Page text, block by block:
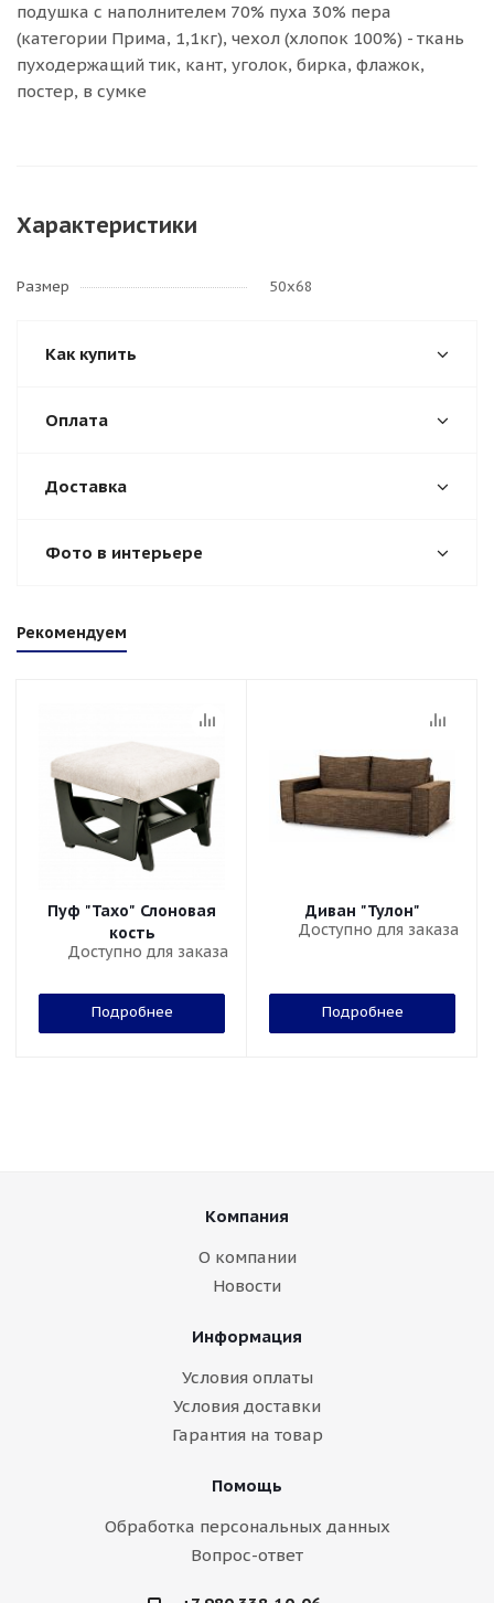
подушка с наполнителем 70% пуха 30% пера
(категории Прима, 1,1кг), чехол (хлопок 100%) - ткань
пуходержащий тик, кант, уголок, бирка, флажок,
постер, в сумке
Характеристики
Размер 50х68
Как купить
Оплата
Доставка
Фото в интерьере
Рекомендуем
Пуф "Тахо" Слоновая
кость
Доступно для заказа
Подробнее
Диван "Тулон"
Доступно для заказа
Подробнее
Компания
О компании
Новости
Информация
Условия оплаты
Условия доставки
Гарантия на товар
Помощь
Обработка персональных данных
Вопрос-ответ